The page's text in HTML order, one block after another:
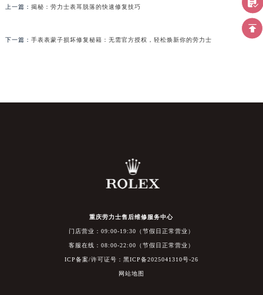
上一篇： 揭秘：劳力士表耳脱落的快速修复技巧
下一篇： 手表表蒙子损坏修复秘籍：无需官方授权，轻松焕新你的劳力士
重庆劳力士售后维修服务中心
门店营业：09:00-19:30（节假日正常营业）
客服在线：08:00-22:00（节假日正常营业）
ICP备案/许可证号：黑ICP备2025041310号-26
网站地图